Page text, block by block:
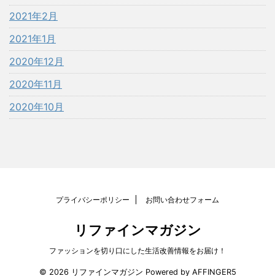
2021年2月
2021年1月
2020年12月
2020年11月
2020年10月
プライバシーポリシー お問い合わせフォーム
リファインマガジン
ファッションを切り口にした生活改善情報をお届け！
© 2026 リファインマガジン Powered by AFFINGER5